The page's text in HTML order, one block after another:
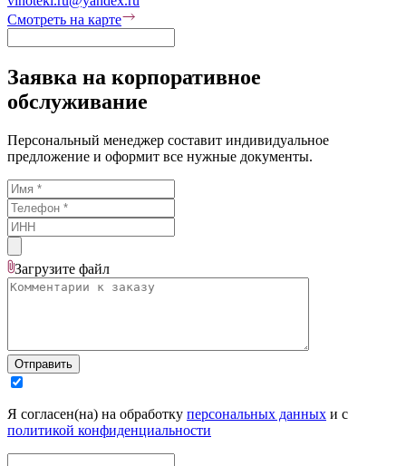
Смотреть на карте
Заявка на корпоративное
обслуживание
Персональный менеджер составит индивидуальное
предложение и оформит все нужные документы.
Загрузите файл
Отправить
Я согласен(на) на обработку персональных данных и с
политикой конфиденциальности